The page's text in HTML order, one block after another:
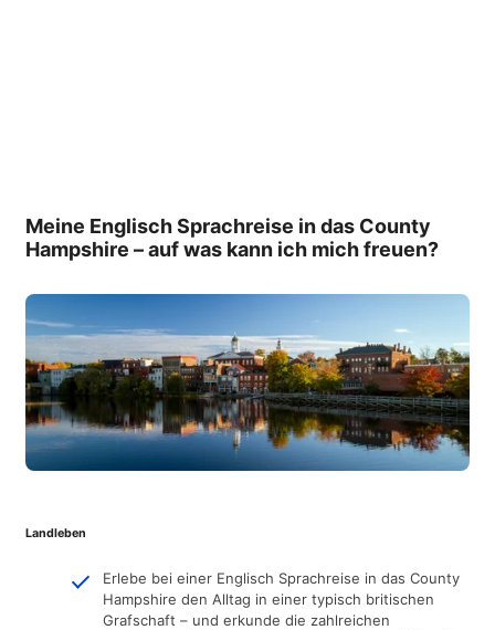
Meine Englisch Sprachreise in das County
Hampshire – auf was kann ich mich freuen?
Landleben
Erlebe bei einer Englisch Sprachreise in das County
Hampshire den Alltag in einer typisch britischen
Grafschaft – und erkunde die zahlreichen